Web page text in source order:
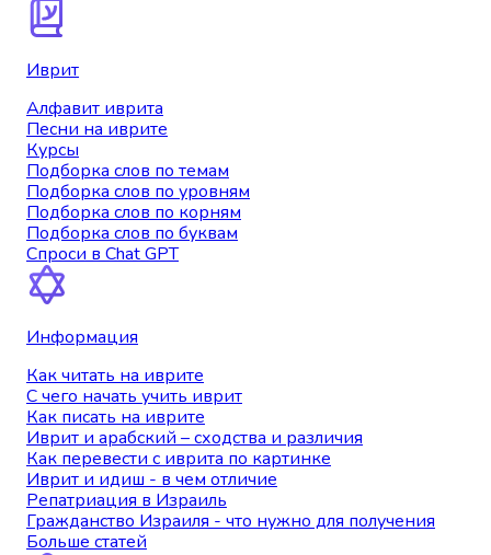
Иврит
Алфавит иврита
Песни на иврите
Курсы
Подборка слов по темам
Подборка слов по уровням
Подборка слов по корням
Подборка слов по буквам
Спроси в Chat GPT
Информация
Как читать на иврите
С чего начать учить иврит
Как писать на иврите
Иврит и арабский – сходства и различия
Как перевести с иврита по картинке
Иврит и идиш - в чем отличие
Репатриация в Израиль
Гражданство Израиля - что нужно для получения
Больше статей